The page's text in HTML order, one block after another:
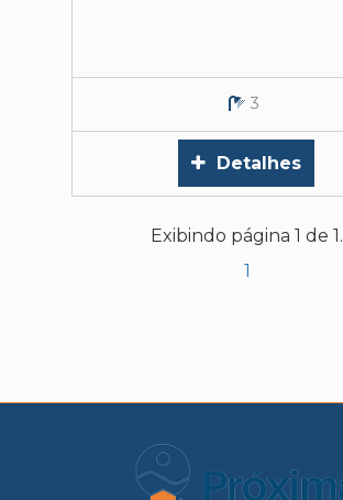
3
Detalhes
Exibindo página 1 de 1.
1